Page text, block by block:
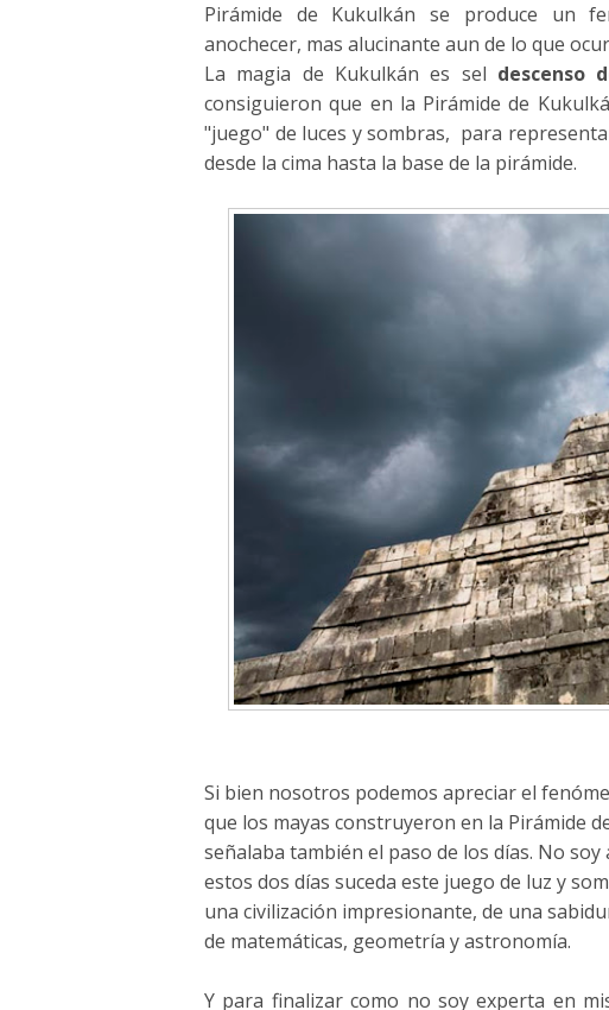
Pirámide de Kukulkán se produce un
anochecer, mas alucinante aun de lo que
La magia de Kukulkán es sel descenso
consiguieron que en la Pirámide de
"juego" de luces y sombras, para
desde la cima hasta la base de la pirámide.
Si bien nosotros podemos apreciar el
que los mayas construyeron en la Pirámide
señalaba también el paso de los días. No
estos dos días suceda este juego de luz y
una civilización impresionante, de una
de matemáticas, geometría y astronomía.
Y para finalizar como no soy experta en